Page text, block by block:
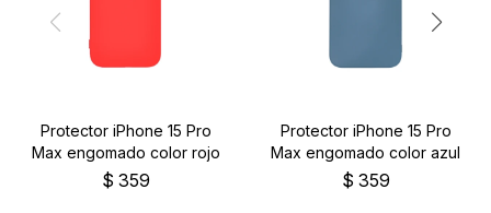
Protector iPhone 15 Pro
Max engomado color rojo
$ 359
Protector iPhone 15 Pro
Max engomado color azul
$ 359